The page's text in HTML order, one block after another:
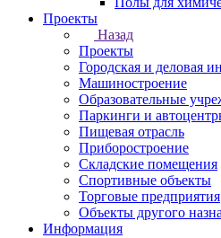
Проекты
Назад
Проекты
Городская и деловая
Машиностроение
Образовательные
Паркинги и
Пищевая отрасль
Приборостроение
Складские помещения
Спортивные объекты
Торговые предприятия
Объекты другого
Информация